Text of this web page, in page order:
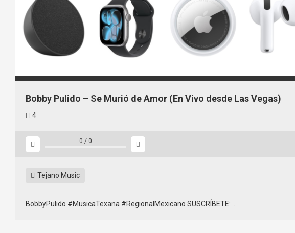
Bobby Pulido – Se Murió de Amor (En Vivo desde Las Vegas)
4
0 / 0
Tejano Music
BobbyPulido #MusicaTexana #RegionalMexicano SUSCRÍBETE: …